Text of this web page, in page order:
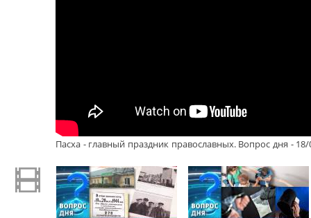
Пасха - главный праздник православных. Вопрос дня -